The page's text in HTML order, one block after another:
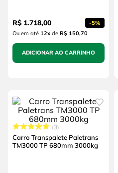
R$ 1.718,00 -5%
Ou em até 12xde R$ 150,70
ADICIONAR AO CARRINHO
3
Carro Transpalete Paletrans
TM3000 TP 680mm 3000kg